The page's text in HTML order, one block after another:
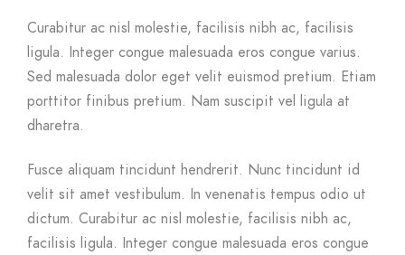
Curabitur ac nisl molestie, facilisis nibh ac, facilisis
ligula. Integer congue malesuada eros congue varius.
Sed malesuada dolor eget velit euismod pretium. Etiam
porttitor finibus pretium. Nam suscipit vel ligula at
dharetra.
Fusce aliquam tincidunt hendrerit. Nunc tincidunt id
velit sit amet vestibulum. In venenatis tempus odio ut
dictum. Curabitur ac nisl molestie, facilisis nibh ac,
facilisis ligula. Integer congue malesuada eros congue